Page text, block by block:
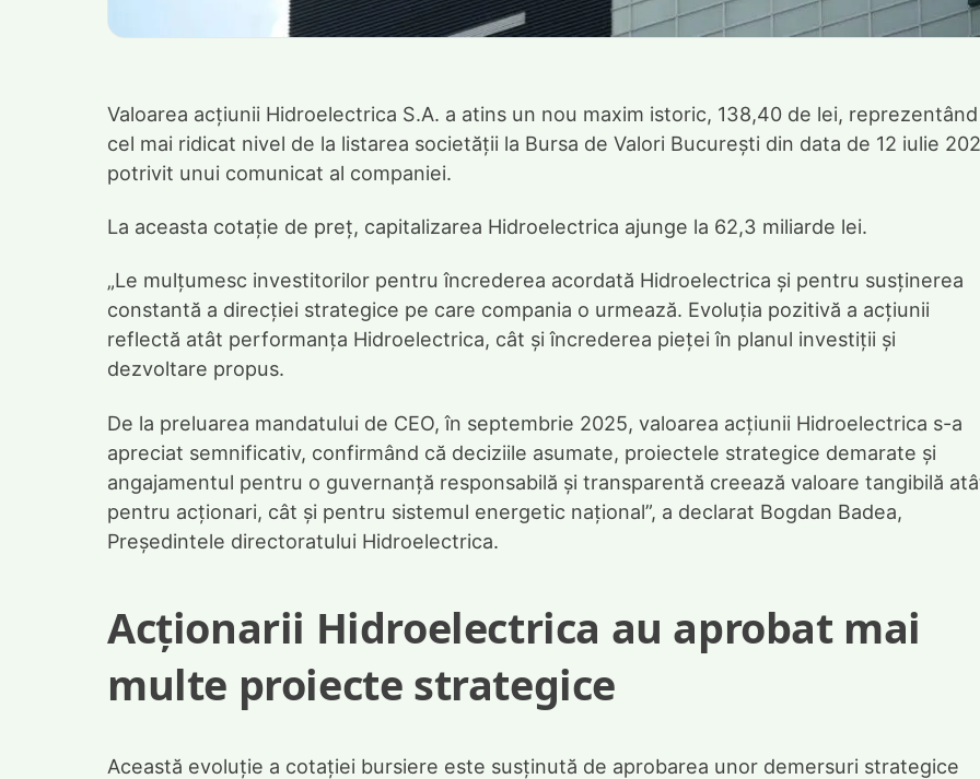
Valoarea acțiunii Hidroelectrica S.A. a atins un nou maxim istoric, 138,40 de lei, reprezentând
cel mai ridicat nivel de la listarea societății la Bursa de Valori București din data de 12 iulie
potrivit unui comunicat al companiei.
La aceasta cotație de preț, capitalizarea Hidroelectrica ajunge la 62,3 miliarde lei.
„Le mulțumesc investitorilor pentru încrederea acordată Hidroelectrica și pentru susținerea
constantă a direcției strategice pe care compania o urmează. Evoluția pozitivă a acțiunii
reflectă atât performanța Hidroelectrica, cât și încrederea pieței în planul investiții și
dezvoltare propus.
De la preluarea mandatului de CEO, în septembrie 2025, valoarea acțiunii Hidroelectrica s-a
apreciat semnificativ, confirmând că deciziile asumate, proiectele strategice demarate și
angajamentul pentru o guvernanță responsabilă și transparentă creează valoare tangibilă
pentru acționari, cât și pentru sistemul energetic național”, a declarat Bogdan Badea,
Președintele directoratului Hidroelectrica.
Acționarii Hidroelectrica au aprobat mai
multe proiecte strategice
Această evoluție a cotației bursiere este susținută de aprobarea unor demersuri strategice